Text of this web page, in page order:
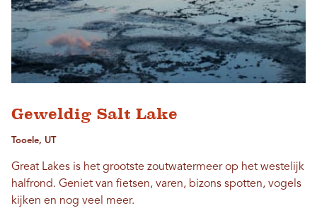
Geweldig Salt Lake
Tooele, UT
Great Lakes is het grootste zoutwatermeer op het westelijk
halfrond. Geniet van fietsen, varen, bizons spotten, vogels
kijken en nog veel meer.